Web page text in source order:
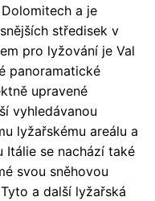
a je
středisek v
pro lyžování je Val
panoramatické
upravené
vyhledávanou
lyžařskému areálu a
Itálie se nachází také
svou sněhovou
a další lyžařská